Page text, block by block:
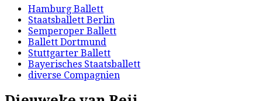
Hamburg Ballett
Staatsballett Berlin
Semperoper Ballett
Ballett Dortmund
Stuttgarter Ballett
Bayerisches Staatsballett
diverse Compagnien